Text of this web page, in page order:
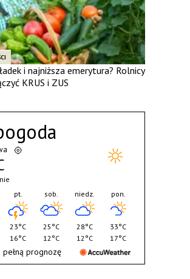
i najniższa emerytura? Rolnicy
KRUS i ZUS
pt.
23°C
16°C
sob.
25°C
12°C
niedz.
28°C
12°C
pon.
33°C
17°C
pełną prognozę